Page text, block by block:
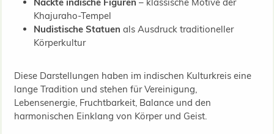
Nackte indische Figuren – klassische Motive der
Khajuraho-Tempel
Nudistische Statuen als Ausdruck traditioneller
Körperkultur
Diese Darstellungen haben im indischen Kulturkreis eine
lange Tradition und stehen für Vereinigung,
Lebensenergie, Fruchtbarkeit, Balance und den
harmonischen Einklang von Körper und Geist.